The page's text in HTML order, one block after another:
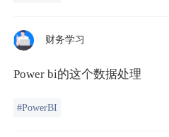
财务学习
Power bi的这个数据处理
#PowerBI